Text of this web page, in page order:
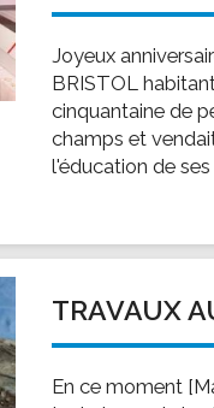
Joyeux
BRISTOL
cinquantaine de
champs et
l'éducation de ses
TRAVAUX
En ce moment